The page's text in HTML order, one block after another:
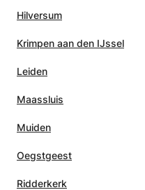
Hilversum
Krimpen aan den IJssel
Leiden
Maassluis
Muiden
Oegstgeest
Ridderkerk